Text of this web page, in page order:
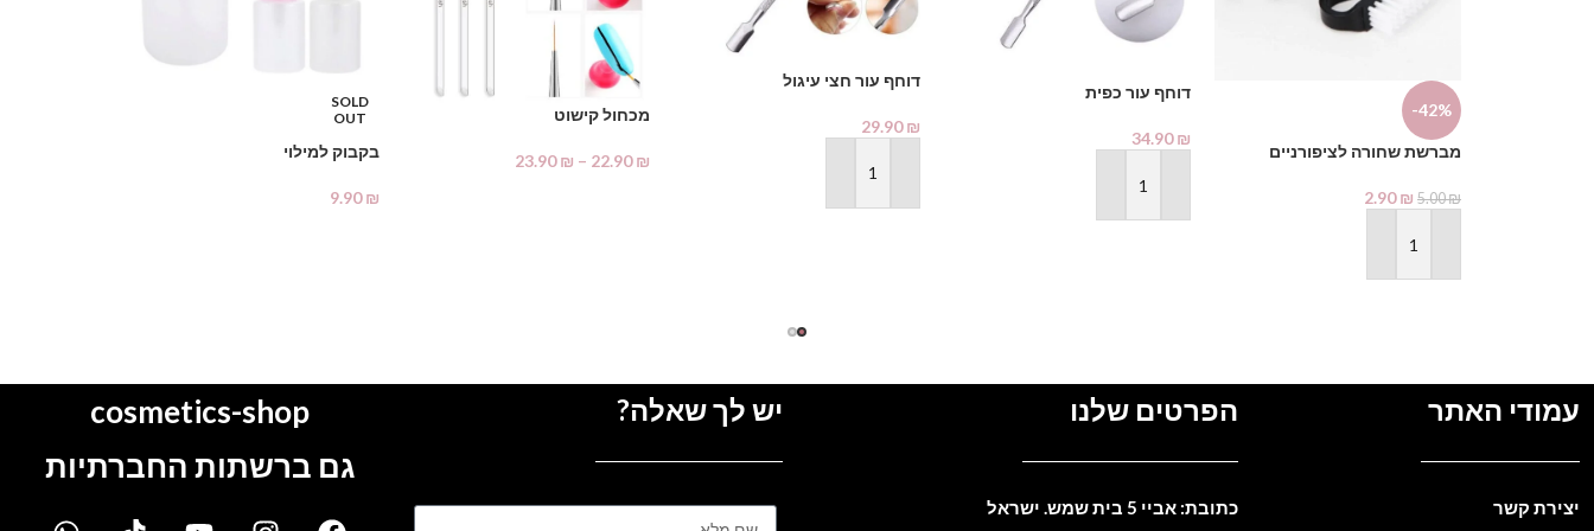
-42%
מברשת שחורה לציפורניים
5.00₪
2.90₪
הוספה לסל
דוחף עור כפית
34.90₪
הוספה לסל
דוחף עור חצי עיגול
29.90₪
הוספה לסל
מכחול קישוט
22.90₪
–
23.90₪
SOLD
OUT
בקבוק למילוי
9.90₪
עמודי האתר
יצירת קשר
הפרטים שלנו
כתובת: אביי 5 בית שמש. ישראל
יש לך שאלה?
cosmetics-shop
גם ברשתות החברתיות